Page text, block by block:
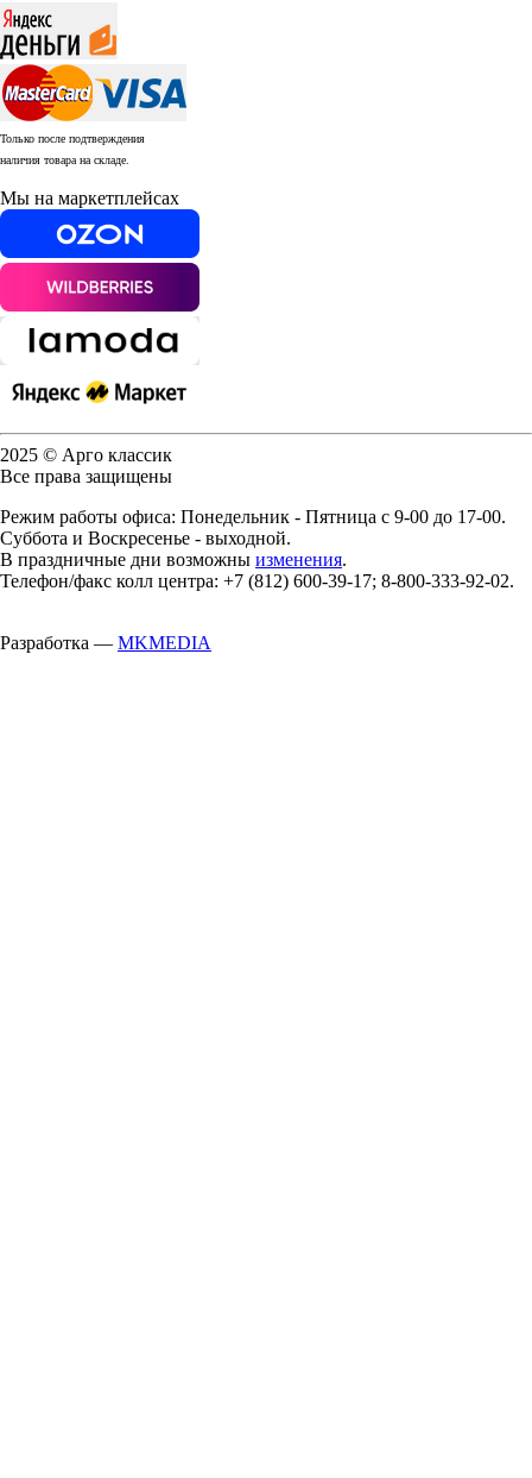
Только после подтверждения
наличия товара на складе.
Мы на маркетплейсах
2025 © Арго классик
Все права защищены
Режим работы офиса: Понедельник - Пятница с 9-00 до 17-00.
Суббота и Воскресенье - выходной.
В праздничные дни возможны изменения.
Телефон/факс колл центра: +7 (812) 600-39-17; 8-800-333-92-02.
Разработка — MKMEDIA